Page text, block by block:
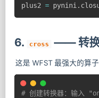
plus2 = pynini.
6. cross —— 转
这是 WFST 最强大的算
# 创建转换器：输入